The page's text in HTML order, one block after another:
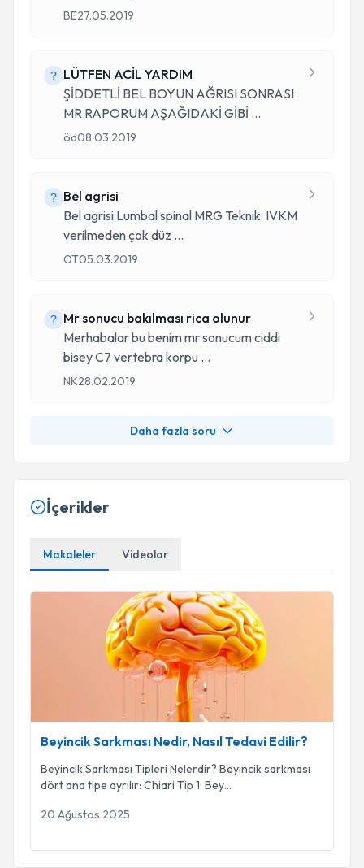
BE27.05.2019
LÜTFEN ACİL YARDIM
ŞİDDETLİ BEL BOYUN AĞRISI SONRASI
MR RAPORUM AŞAĞIDAKİ GİBİ ...
öa08.03.2019
Bel agrisi
Bel agrisi Lumbal spinal MRG Teknik: IVKM
verilmeden çok düz ...
OT05.03.2019
Mr sonucu bakılması rica olunur
Merhabalar bu benim mr sonucum ciddi
bisey C7 vertebra korpu ...
NK28.02.2019
Daha fazla soru
İçerikler
Makaleler Videolar
Beyincik Sarkması Nedir, Nasıl Tedavi Edilir?
Beyincik Sarkması Nedir, Nasıl Tedavi Edilir?
Beyincik Sarkması Tipleri Nelerdir? Beyincik sarkması
dört ana tipe ayrılır: Chiari Tip 1: Bey...
20 Ağustos 2025